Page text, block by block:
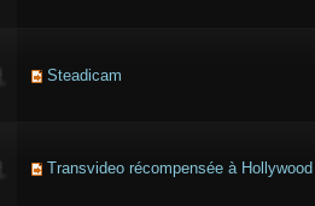
Steadicam
Transvideo récompensée à Hollywood